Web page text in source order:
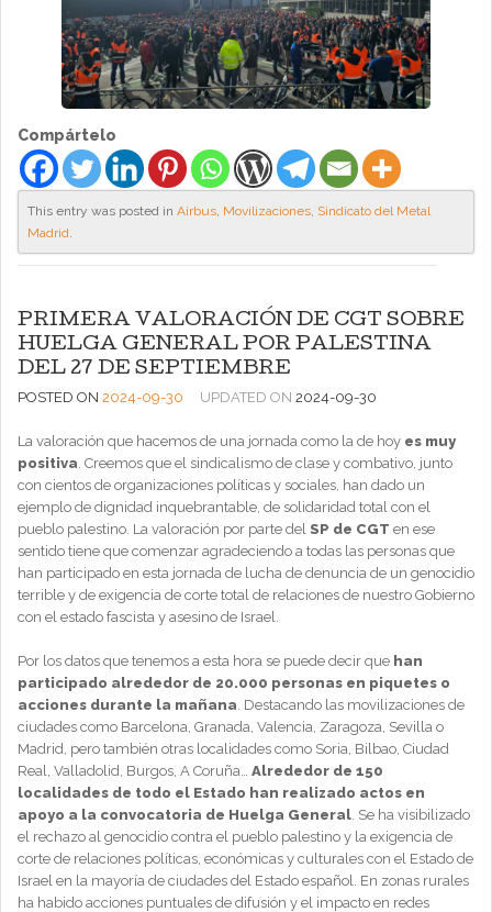
Compártelo
This entry was posted in Airbus Movilizaciones Sindicato del Metal
Madrid
PRIMERA VALORACIÓN DE CGT SOBRE
HUELGA GENERAL POR PALESTINA
DEL 27 DE SEPTIEMBRE
POSTED ON 2024-09-30 UPDATED ON 2024-09-30
La valoración que hacemos de una jornada como la de hoy es muy
positiva . Creemos que el sindicalismo de clase y combativo, junto
con cientos de organizaciones políticas y sociales, han dado un
ejemplo de dignidad inquebrantable, de solidaridad total con el
pueblo palestino. La valoración por parte del SP de CGT en ese
sentido tiene que comenzar agradeciendo a todas las personas que
han participado en esta jornada de lucha de denuncia de un genocidio
terrible y de exigencia de corte total de relaciones de nuestro Gobierno
con el estado fascista y asesino de Israel.
Por los datos que tenemos a esta hora se puede decir que han
participado alrededor de 20.000 personas en piquetes o
acciones durante la mañana . Destacando las movilizaciones de
ciudades como Barcelona, Granada, Valencia, Zaragoza, Sevilla o
Madrid, pero también otras localidades como Soria, Bilbao, Ciudad
Real, Valladolid, Burgos, A Coruña… Alrededor de 150
localidades de todo el Estado han realizado actos en
apoyo a la convocatoria de Huelga General . Se ha visibilizado
el rechazo al genocidio contra el pueblo palestino y la exigencia de
corte de relaciones políticas, económicas y culturales con el Estado de
Israel en la mayoría de ciudades del Estado español. En zonas rurales
ha habido acciones puntuales de difusión y el impacto en redes